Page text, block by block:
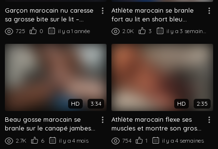
Garçon marocain nu caresse
sa grosse bite sur le lit –
session tard le soir
725 0 il y a 1 année
Athlète marocain se branle
fort au lit en short bleu
session solo
2.0K 3 il y a 3 semaines
HD 3:34
Beau gosse marocain se
branle sur le canapé jambes
musclées écartées
2.7K 6 il y a 4 mois
HD 2:35
Athlète marocain flexe ses
muscles et montre son gros
cul dans la salle de bain
754 1 il y a 4 semaines